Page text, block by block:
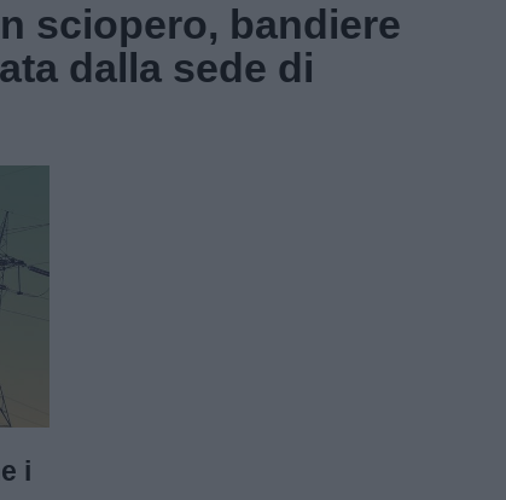
sciopero, bandiere
dalla sede di
i